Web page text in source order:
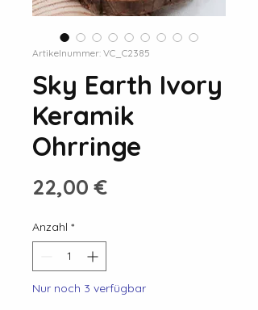
Artikelnummer: VC_C2385
Sky Earth Ivory
Keramik
Ohrringe
22,00 €Preis
Anzahl *
Nur noch 3 verfügbar